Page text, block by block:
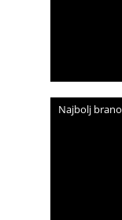
Najbolj brano